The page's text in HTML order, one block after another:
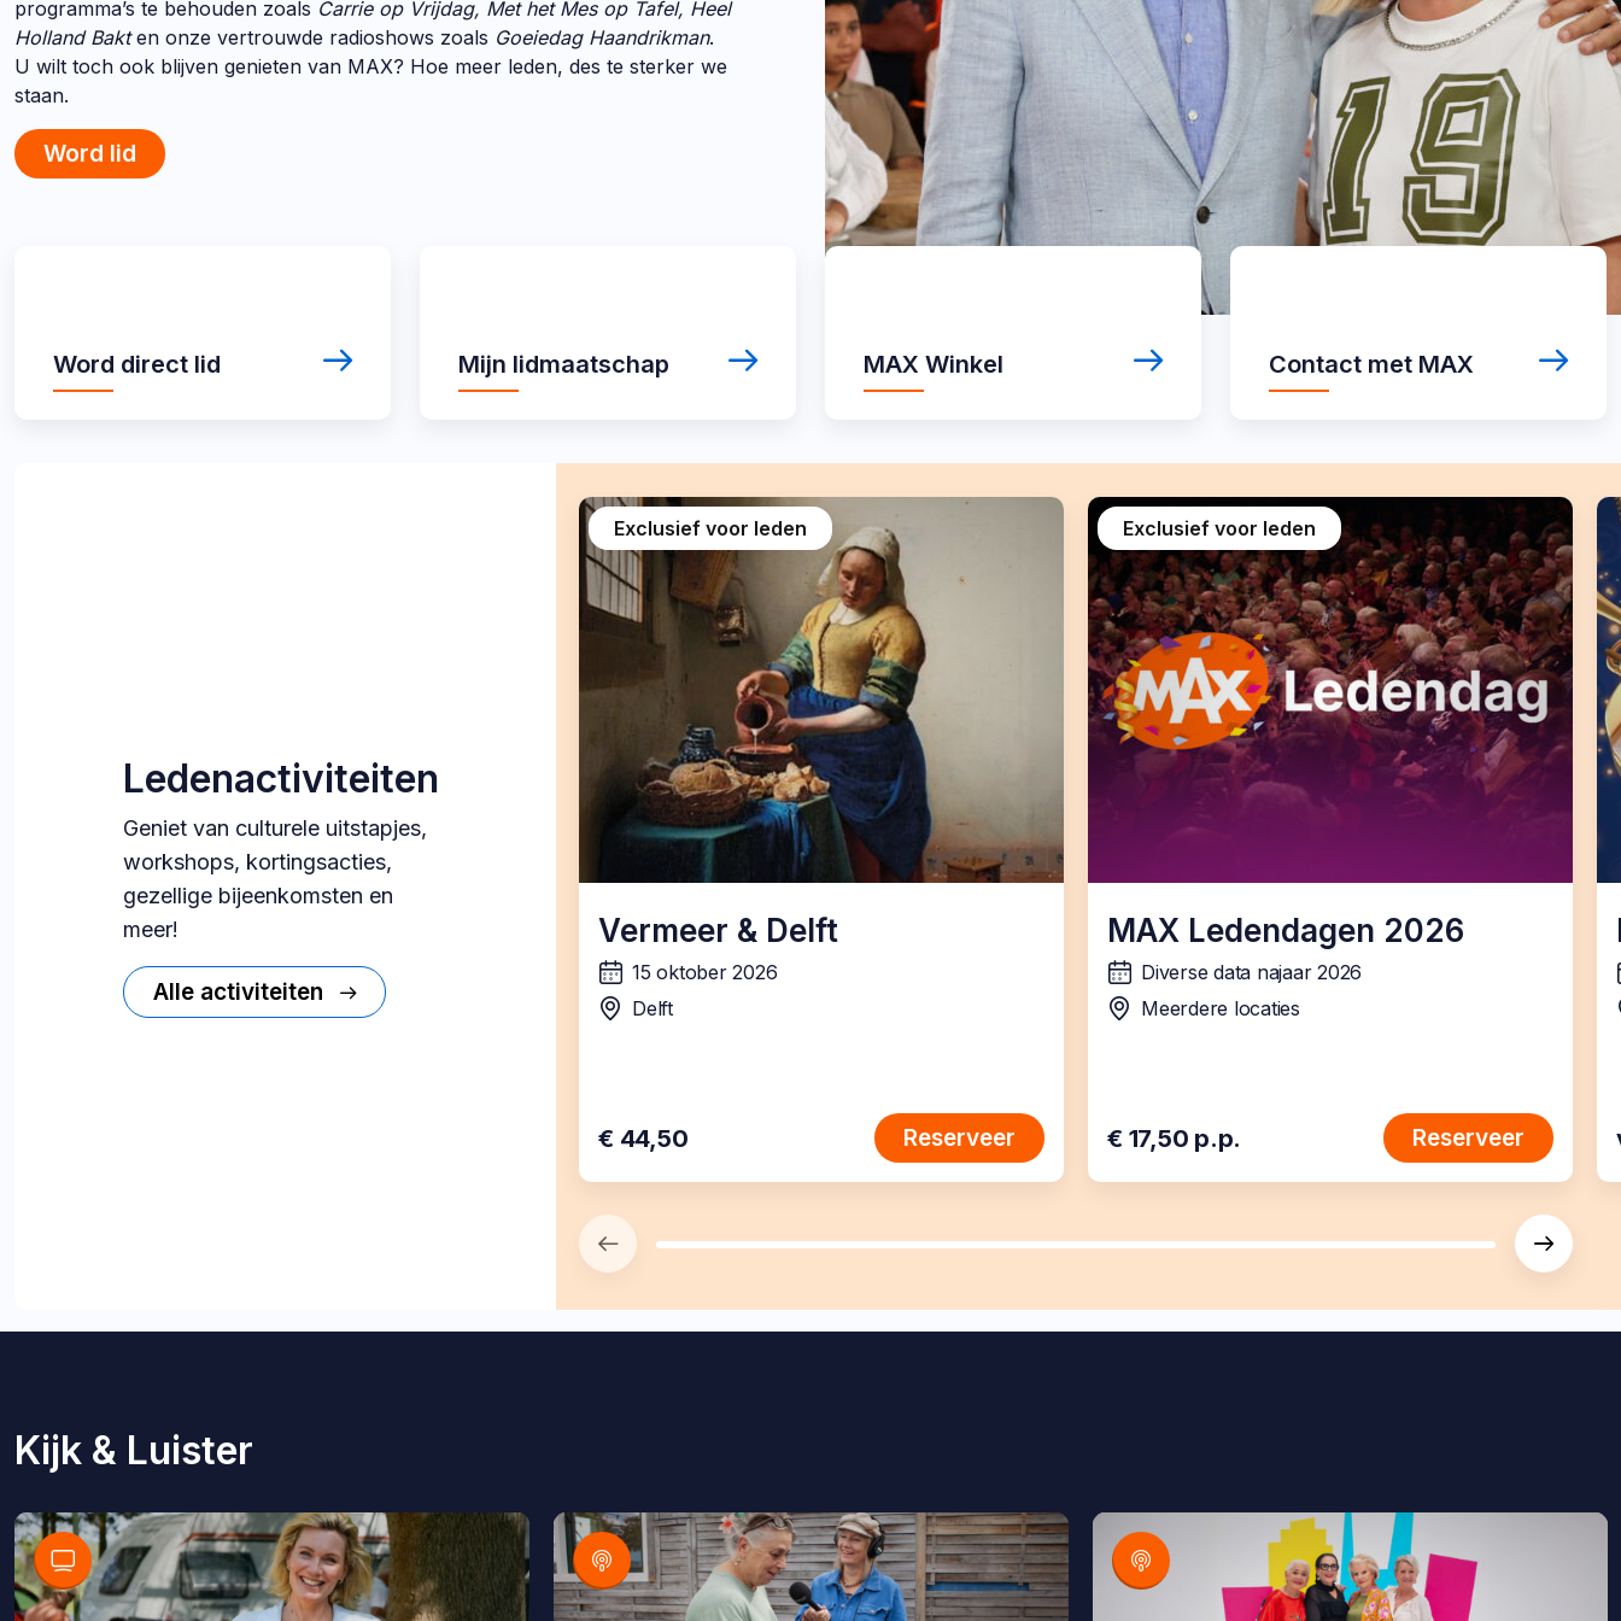
programma’s te behouden zoals Carrie op Vrijdag, Met het Mes op Tafel, Heel
Holland Bakten onze vertrouwde radioshows zoals Goeiedag Haandrikman.
U wilt toch ook blijven genieten van MAX? Hoe meer leden, des te sterker we
staan.
Word lid
linksWord direct lid Mijn lidmaatschap MAX Winkel
MAX
Contact met MAX
Contact
Ledenactiviteiten
Geniet van culturele uitstapjes,
workshops, kortingsacties,
gezellige bijeenkomsten en
meer!
Alle activiteiten
Exclusief voor leden
Vermeer & Delft
wanneer:
15 oktober 2026
locatie:
Delft
€ 44,50 Reserveer
Exclusief voor leden
MAX Ledendagen 2026
wanneer:
Diverse data najaar 2026
locatie:
Meerdere locaties
€ 17,50 p.p. Reserveer
Kijk & Luister